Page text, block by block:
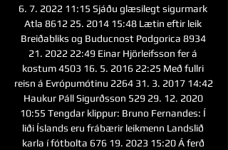
6. 7. 2022 11:15 Sjáðu glæsilegt sigurmark
Atla 8612 25. 2014 15:48 Lætin eftir leik
Breiðabliks og Buducnost Podgorica 8934
21. 2022 22:49 Einar Hjörleifsson fer á
kostum 4503 16. 5. 2016 22:25 Með fullri
reisn á Evrópumótinu 2264 31. 3. 2017 14:42
Haukur Páll Sigurðsson 529 29. 12. 2020
10:55 Tengdar klippur: Bruno Fernandes: Í
liði Ís­lands eru frá­bærir leik­menn Landslið
karla í fótbolta 676 19. 2023 15:20 Á ferð